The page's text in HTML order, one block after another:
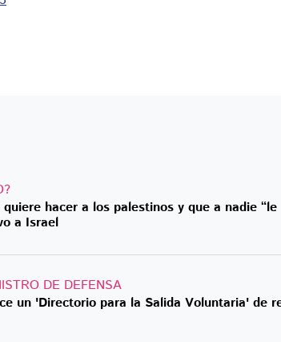
quiere hacer a los palestinos y que a nadie “le
a Israel
DE DEFENSA
un 'Directorio para la Salida Voluntaria' de